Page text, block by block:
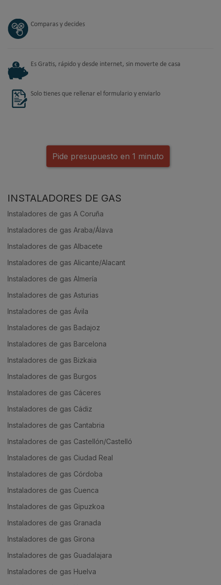
Comparas y decides
Es Gratis, rápido y desde internet, sin moverte de casa
Solo tienes que rellenar el formulario y enviarlo
Pide presupuesto en 1 minuto
INSTALADORES DE GAS
Instaladores de gas A Coruña
Instaladores de gas Araba/Álava
Instaladores de gas Albacete
Instaladores de gas Alicante/Alacant
Instaladores de gas Almería
Instaladores de gas Asturias
Instaladores de gas Ávila
Instaladores de gas Badajoz
Instaladores de gas Barcelona
Instaladores de gas Bizkaia
Instaladores de gas Burgos
Instaladores de gas Cáceres
Instaladores de gas Cádiz
Instaladores de gas Cantabria
Instaladores de gas Castellón/Castelló
Instaladores de gas Ciudad Real
Instaladores de gas Córdoba
Instaladores de gas Cuenca
Instaladores de gas Gipuzkoa
Instaladores de gas Granada
Instaladores de gas Girona
Instaladores de gas Guadalajara
Instaladores de gas Huelva